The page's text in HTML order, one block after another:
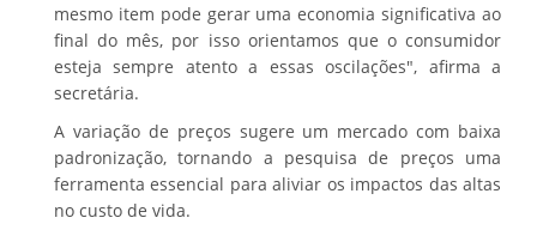
mesmo item pode gerar uma economia significativa ao
final do mês, por isso orientamos que o consumidor
esteja sempre atento a essas oscilações", afirma a
secretária.
A variação de preços sugere um mercado com baixa
padronização, tornando a pesquisa de preços uma
ferramenta essencial para aliviar os impactos das altas
no custo de vida.